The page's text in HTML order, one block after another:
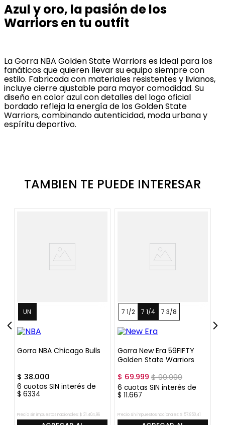
Azul y oro, la pasión de los
Warriors en tu outfit
La Gorra NBA Golden State Warriors es ideal para los
fanáticos que quieren llevar su equipo siempre con
estilo. Fabricada con materiales resistentes y livianos,
incluye cierre ajustable para mayor comodidad. Su
diseño en color azul con detalles del logo oficial
bordado refleja la energía de los Golden State
Warriors, combinando autenticidad, moda urbana y
espíritu deportivo.
TAMBIEN TE PUEDE INTERESAR
UN
Gorra NBA Chicago Bulls
$ 38.000
6 cuotas SIN interés de
$ 6334
Precio sin impuestos nacionales: $ 31 404,96
7 1/2 7 1/4 7 3/8
Gorra New Era 59FIFTY
Golden State Warriors
$ 69.999 $99.999
6 cuotas SIN interés de
$ 11.667
Precio sin impuestos nacionales: $ 57.850,41